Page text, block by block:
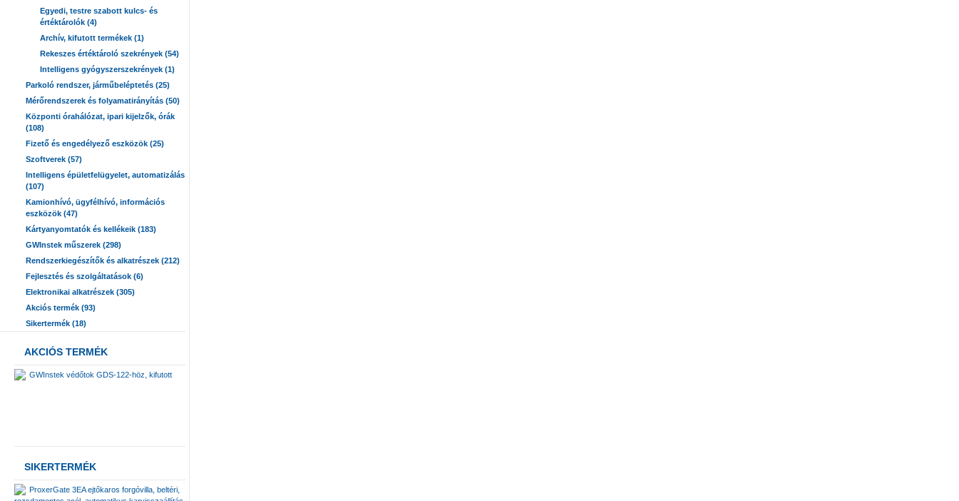
Egyedi, testre szabott kulcs- és
értéktárolók (4)
Archív, kifutott termékek (1)
Rekeszes értéktároló szekrények (54)
Intelligens gyógyszerszekrények (1)
Parkoló rendszer, járműbeléptetés (25)
Mérőrendszerek és folyamatirányítás (50)
Központi órahálózat, ipari kijelzők, órák
(108)
Fizető és engedélyező eszközök (25)
Szoftverek (57)
Intelligens épületfelügyelet, automatizálás
(107)
Kamionhívó, ügyfélhívó, információs
eszközök (47)
Kártyanyomtatók és kellékeik (183)
GWInstek műszerek (298)
Rendszerkiegészítők és alkatrészek (212)
Fejlesztés és szolgáltatások (6)
Elektronikai alkatrészek (305)
Akciós termék (93)
Sikertermék (18)
AKCIÓS TERMÉK
GWInstek védőtok GDS-122-höz, kifutott
SIKERTERMÉK
ProxerGate 3EA ejtőkaros forgóvilla, beltéri,